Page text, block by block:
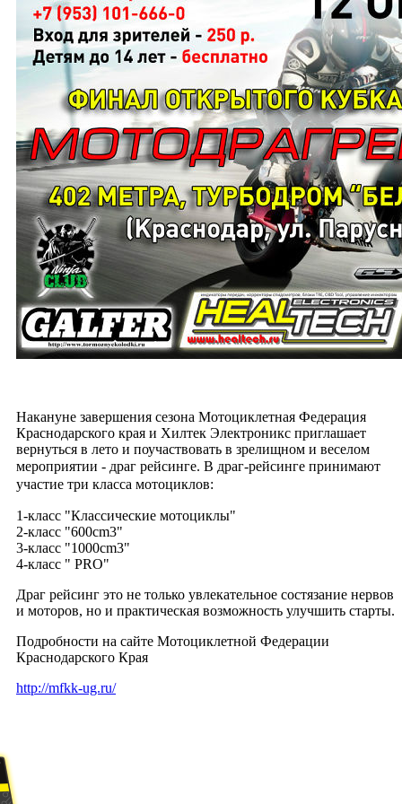
Накануне завершения сезона Мотоциклетная Федерация
Краснодарского края и Хилтек Электроникс приглашает
вернуться в лето и поучаствовать в зрелищном и веселом
мероприятии - драг рейсинге. В драг-рейсинге принимают
участие три класса мотоциклов:
1-класс "Классические мотоциклы"
2-класс "600cm3"
3-класс "1000cm3"
4-класс " PRO"
Драг рейсинг это не только увлекательное состязание нервов
и моторов, но и практическая возможность улучшить старты.
Подробности на сайте Мотоциклетной Федерации
Краснодарского Края
http://mfkk-ug.ru/